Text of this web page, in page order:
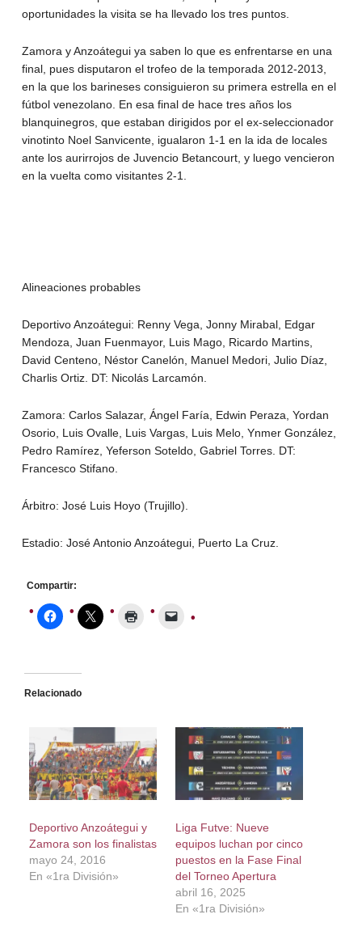
oportunidades la visita se ha llevado los tres puntos.
Zamora y Anzoátegui ya saben lo que es enfrentarse en una
final, pues disputaron el trofeo de la temporada 2012-2013,
en la que los barineses consiguieron su primera estrella en el
fútbol venezolano. En esa final de hace tres años los
blanquinegros, que estaban dirigidos por el ex-seleccionador
vinotinto Noel Sanvicente, igualaron 1-1 en la ida de locales
ante los aurirrojos de Juvencio Betancourt, y luego vencieron
en la vuelta como visitantes 2-1.
Alineaciones probables
Deportivo Anzoátegui: Renny Vega, Jonny Mirabal, Edgar
Mendoza, Juan Fuenmayor, Luis Mago, Ricardo Martins,
David Centeno, Néstor Canelón, Manuel Medori, Julio Díaz,
Charlis Ortiz. DT: Nicolás Larcamón.
Zamora: Carlos Salazar, Ángel Faría, Edwin Peraza, Yordan
Osorio, Luis Ovalle, Luis Vargas, Luis Melo, Ynmer González,
Pedro Ramírez, Yeferson Soteldo, Gabriel Torres. DT:
Francesco Stifano.
Árbitro: José Luis Hoyo (Trujillo).
Estadio: José Antonio Anzoátegui, Puerto La Cruz.
Compartir:
Relacionado
Deportivo Anzoátegui y
Zamora son los finalistas
mayo 24, 2016
En «1ra División»
Liga Futve: Nueve
equipos luchan por cinco
puestos en la Fase Final
del Torneo Apertura
abril 16, 2025
En «1ra División»